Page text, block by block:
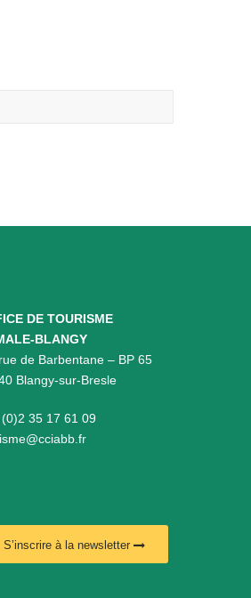
DE TOURISME
BLANGY
de Barbentane – BP 65
Blangy-sur-Bresle
35 17 61 09
S’inscrire à la newsletter